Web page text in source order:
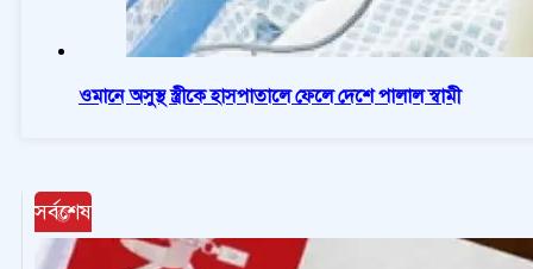
ওমানে অসুস্থ স্ত্রীকে হাসপাতালে ফেলে দেশে পালাল স্বামী
সর্বশেষ